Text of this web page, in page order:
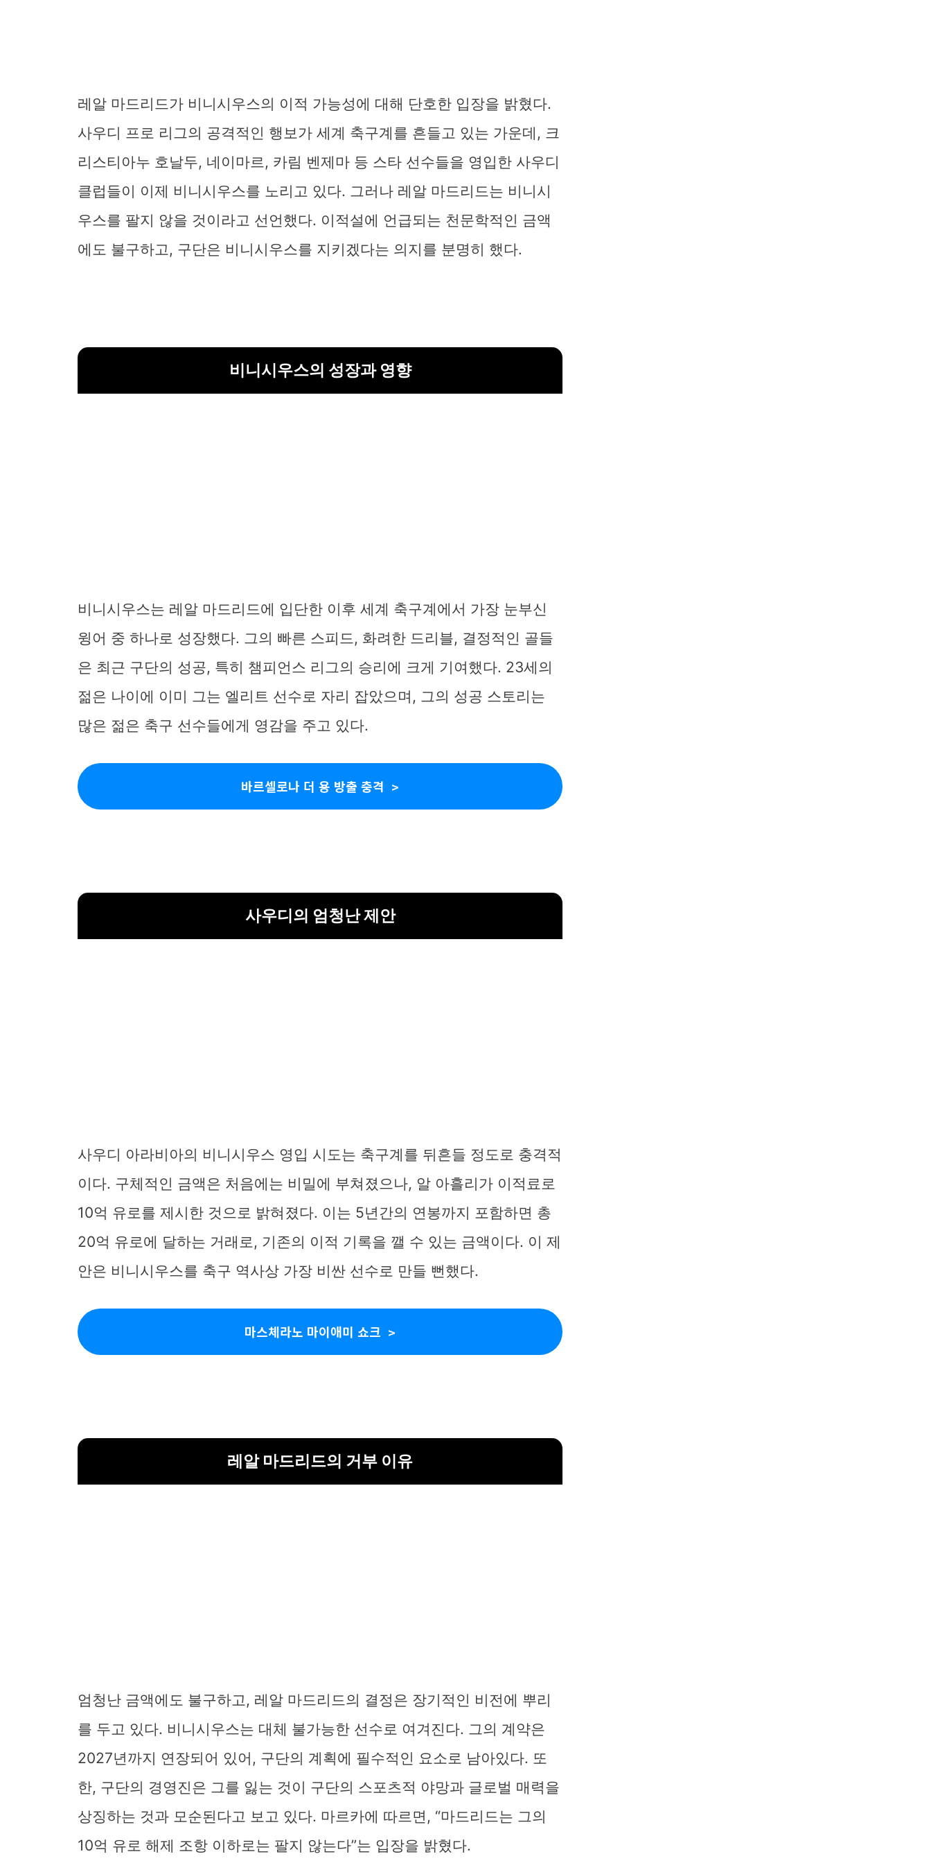
레알 마드리드가 비니시우스의 이적 가능성에 대해 단호한 입장을 밝혔다.
사우디 프로 리그의 공격적인 행보가 세계 축구계를 흔들고 있는 가운데, 크
리스티아누 호날두, 네이마르, 카림 벤제마 등 스타 선수들을 영입한 사우디
클럽들이 이제 비니시우스를 노리고 있다. 그러나 레알 마드리드는 비니시
우스를 팔지 않을 것이라고 선언했다. 이적설에 언급되는 천문학적인 금액
에도 불구하고, 구단은 비니시우스를 지키겠다는 의지를 분명히 했다.
비니시우스의 성장과 영향
비니시우스는 레알 마드리드에 입단한 이후 세계 축구계에서 가장 눈부신
윙어 중 하나로 성장했다. 그의 빠른 스피드, 화려한 드리블, 결정적인 골들
은 최근 구단의 성공, 특히 챔피언스 리그의 승리에 크게 기여했다. 23세의
젊은 나이에 이미 그는 엘리트 선수로 자리 잡았으며, 그의 성공 스토리는
많은 젊은 축구 선수들에게 영감을 주고 있다.
바르셀로나 더 용 방출 충격
사우디의 엄청난 제안
사우디 아라비아의 비니시우스 영입 시도는 축구계를 뒤흔들 정도로 충격적
이다. 구체적인 금액은 처음에는 비밀에 부쳐졌으나, 알 아흘리가 이적료로
10억 유로를 제시한 것으로 밝혀졌다. 이는 5년간의 연봉까지 포함하면 총
20억 유로에 달하는 거래로, 기존의 이적 기록을 깰 수 있는 금액이다. 이 제
안은 비니시우스를 축구 역사상 가장 비싼 선수로 만들 뻔했다.
마스체라노 마이애미 쇼크
레알 마드리드의 거부 이유
엄청난 금액에도 불구하고, 레알 마드리드의 결정은 장기적인 비전에 뿌리
를 두고 있다. 비니시우스는 대체 불가능한 선수로 여겨진다. 그의 계약은
2027년까지 연장되어 있어, 구단의 계획에 필수적인 요소로 남아있다. 또
한, 구단의 경영진은 그를 잃는 것이 구단의 스포츠적 야망과 글로벌 매력을
상징하는 것과 모순된다고 보고 있다. 마르카에 따르면, “마드리드는 그의
10억 유로 해제 조항 이하로는 팔지 않는다”는 입장을 밝혔다.